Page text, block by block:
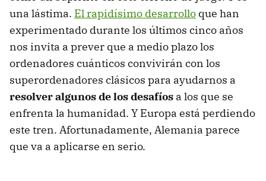
una lástima. El rapidísimo desarrollo que han
experimentado durante los últimos cinco años
nos invita a prever que a medio plazo los
ordenadores cuánticos convivirán con los
superordenadores clásicos para ayudarnos a
resolver algunos de los desafíos a los que se
enfrenta la humanidad. Y Europa está perdiendo
este tren. Afortunadamente, Alemania parece
que va a aplicarse en serio.